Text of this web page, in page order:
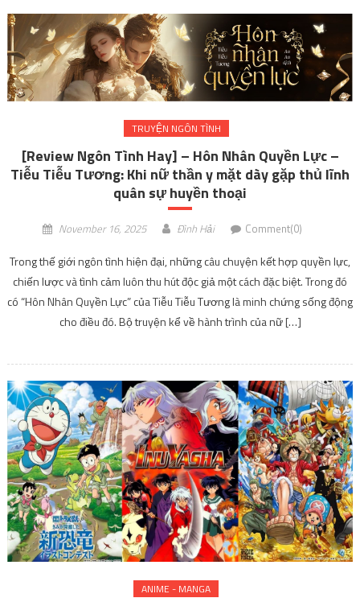
TRUYỆN NGÔN TÌNH
[Review Ngôn Tình Hay] – Hôn Nhân Quyền Lực –
Tiễu Tiễu Tương: Khi nữ thần y mặt dày gặp thủ lĩnh
quân sự huyền thoại
November 16, 2025 Đình Hải Comment(0)
Trong thế giới ngôn tình hiện đại, những câu chuyện kết hợp quyền lực,
chiến lược và tình cảm luôn thu hút độc giả một cách đặc biệt. Trong đó
có “Hôn Nhân Quyền Lực” của Tiễu Tiễu Tương là minh chứng sống động
cho điều đó. Bộ truyện kể về hành trình của nữ […]
ANIME - MANGA